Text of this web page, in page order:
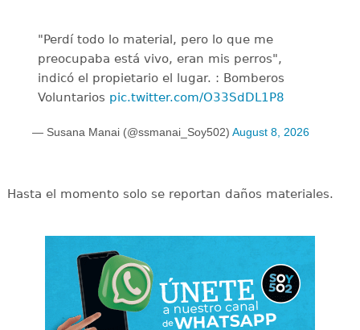
"Perdí todo lo material, pero lo que me
preocupaba está vivo, eran mis perros",
indicó el propietario el lugar. : Bomberos
Voluntarios pic.twitter.com/O33SdDL1P8
— Susana Manai (@ssmanai_Soy502) August 8, 2026
Hasta el momento solo se reportan daños materiales.